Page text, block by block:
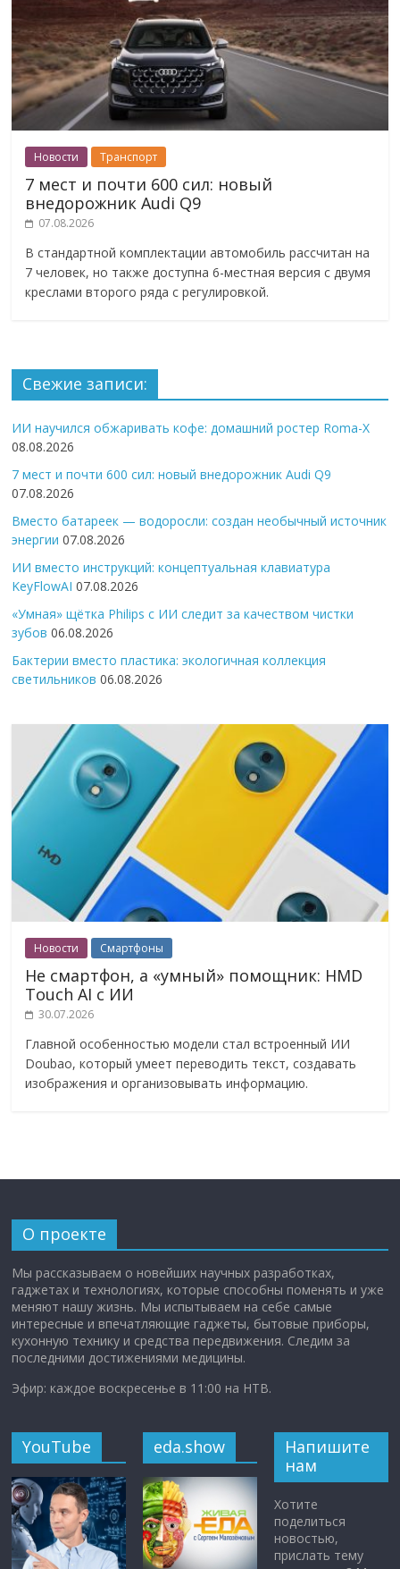
Новости Транспорт
7 мест и почти 600 сил: новый
внедорожник Audi Q9
07.08.2026
В стандартной комплектации автомобиль рассчитан на
7 человек, но также доступна 6-местная версия с двумя
креслами второго ряда с регулировкой.
Свежие записи:
ИИ научился обжаривать кофе: домашний ростер Roma-X
08.08.2026
7 мест и почти 600 сил: новый внедорожник Audi Q9
07.08.2026
Вместо батареек — водоросли: создан необычный источник
энергии 07.08.2026
ИИ вместо инструкций: концептуальная клавиатура
KeyFlowAI 07.08.2026
«Умная» щётка Philips с ИИ следит за качеством чистки
зубов 06.08.2026
Бактерии вместо пластика: экологичная коллекция
светильников 06.08.2026
Новости Смартфоны
Не смартфон, а «умный» помощник: HMD
Touch AI с ИИ
30.07.2026
Главной особенностью модели стал встроенный ИИ
Doubao, который умеет переводить текст, создавать
изображения и организовывать информацию.
О проекте
Мы рассказываем о новейших научных разработках,
гаджетах и технологиях, которые способны поменять и уже
меняют нашу жизнь. Мы испытываем на себе самые
интересные и впечатляющие гаджеты, бытовые приборы,
кухонную технику и средства передвижения. Следим за
последними достижениями медицины.
Эфир: каждое воскресенье в 11:00 на НТВ.
YouTube eda.show
Напишите
нам
Хотите
поделиться
новостью,
прислать тему